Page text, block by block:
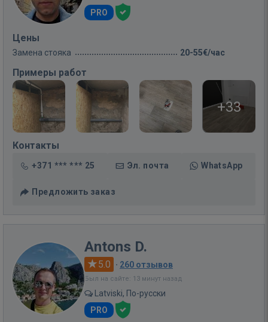
PRO
Цены
Замена стояка 20-55€/час
Примеры работ
+33
Контакты
+371 *** *** 25 Эл. почта WhatsApp
Предложить заказ
Antons D.
5.0 · 260 отзывов
Был на сайте: 13 минут назад
Latviski, По-русски
PRO